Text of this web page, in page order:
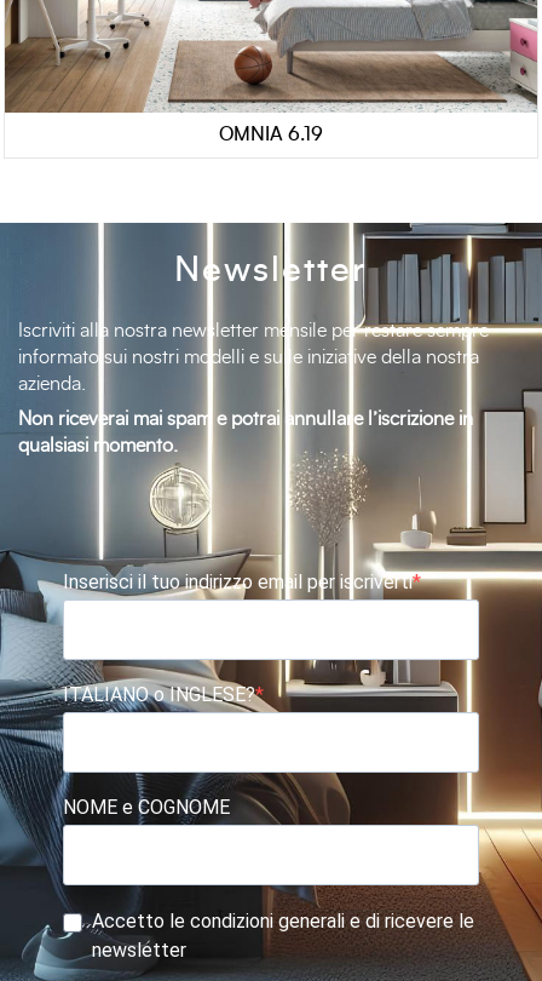
OMNIA 6.19
Newsletter
Iscriviti alla nostra newsletter mensile per restare sempre
informato sui nostri modelli e sulle iniziative della nostra
azienda.
Non riceverai mai spam e potrai annullare l’iscrizione in
qualsiasi momento.
Inserisci il tuo indirizzo email per iscriverti
ITALIANO o INGLESE?
NOME e COGNOME
Accetto le condizioni generali e di ricevere le
newsletter